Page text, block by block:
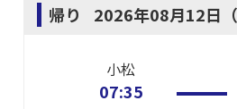
帰り 2026年08月12日（
小松
07:35